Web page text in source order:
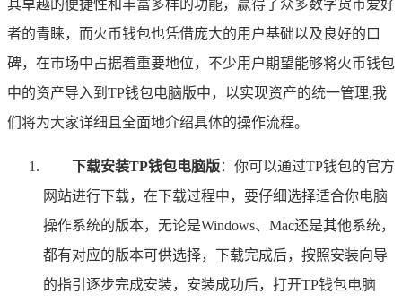
其卓越的便捷性和丰富多样的功能，赢得了众多数字货币爱好
者的青睐，而火币钱包也凭借庞大的用户基础以及良好的口
碑，在市场中占据着重要地位，不少用户期望能够将火币钱包
中的资产导入到TP钱包电脑版中，以实现资产的统一管理,我
们将为大家详细且全面地介绍具体的操作流程。
下载安装TP钱包电脑版：你可以通过TP钱包的官方
网站进行下载，在下载过程中，要仔细选择适合你电脑
操作系统的版本，无论是Windows、Mac还是其他系统，
都有对应的版本可供选择，下载完成后，按照安装向导
的指引逐步完成安装，安装成功后，打开TP钱包电脑